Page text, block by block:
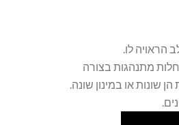
הראויה לו.
מתנהגות בצורה
שונות או במינון שונה.